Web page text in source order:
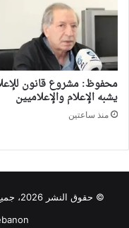
محفوظ: مشروع قانون
يشبه الإعلام والإعلاميين
منذ ساعتين
© حقوق النشر 2026، جميع الحقوق محفوظة |